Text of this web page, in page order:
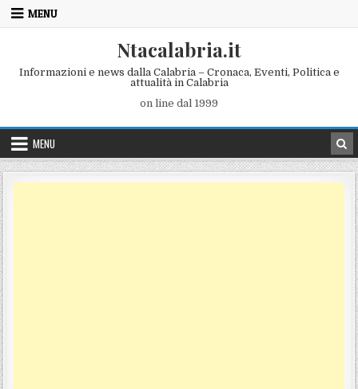
Skip to content
MENU
Ntacalabria.it
Informazioni e news dalla Calabria – Cronaca, Eventi, Politica e
attualità in Calabria
on line dal 1999
MENU